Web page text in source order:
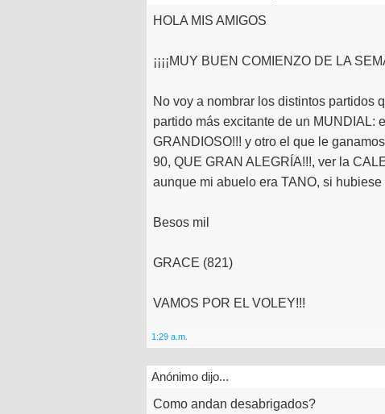
HOLA MIS AMIGOS
¡¡¡¡MUY BUEN COMIENZO DE LA
No voy a nombrar los distintos partidos
partido más excitante de un MUNDIAL:
GRANDIOSO!!! y otro el que le
90, QUE GRAN ALEGRÍA!!!, ver la
aunque mi abuelo era TANO, si
Besos mil
GRACE (821)
VAMOS POR EL VOLEY!!!
1:29 a.m.
Anónimo dijo...
Como andan desabrigados?